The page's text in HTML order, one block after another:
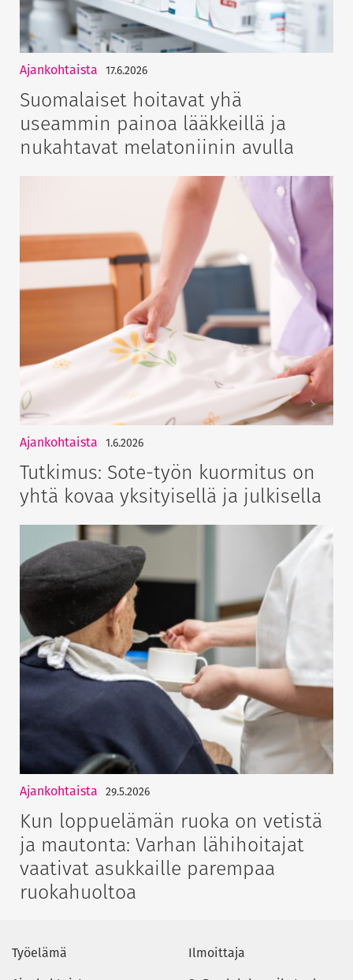
Ajankohtaista 17.6.2026
Suomalaiset hoitavat yhä
useammin painoa lääkkeillä ja
nukahtavat melatoniinin avulla
Ajankohtaista 1.6.2026
Tutkimus: Sote-työn kuormitus on
yhtä kovaa yksityisellä ja julkisella
Ajankohtaista 29.5.2026
Kun loppuelämän ruoka on vetistä
ja mautonta: Varhan lähihoitajat
vaativat asukkaille parempaa
ruokahuoltoa
Työelämä
Ilmoittaja